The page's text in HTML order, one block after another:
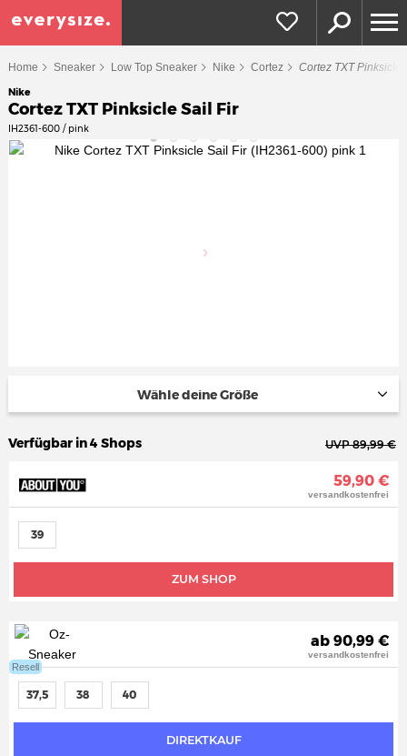
Home Sneaker Low Top Sneaker Nike Cortez Cortez TXT Pinksicle
Nike
Cortez TXT Pinksicle Sail Fir
IH2361-600 / pink
Wähle deine Größe
Verfügbar in 4 Shops UVP 89,99 €
59,90 €
versandkostenfrei
ZUM SHOP
39
Resell
ab 90,99 €
versandkostenfrei
DIREKTKAUF
37,5 38 40